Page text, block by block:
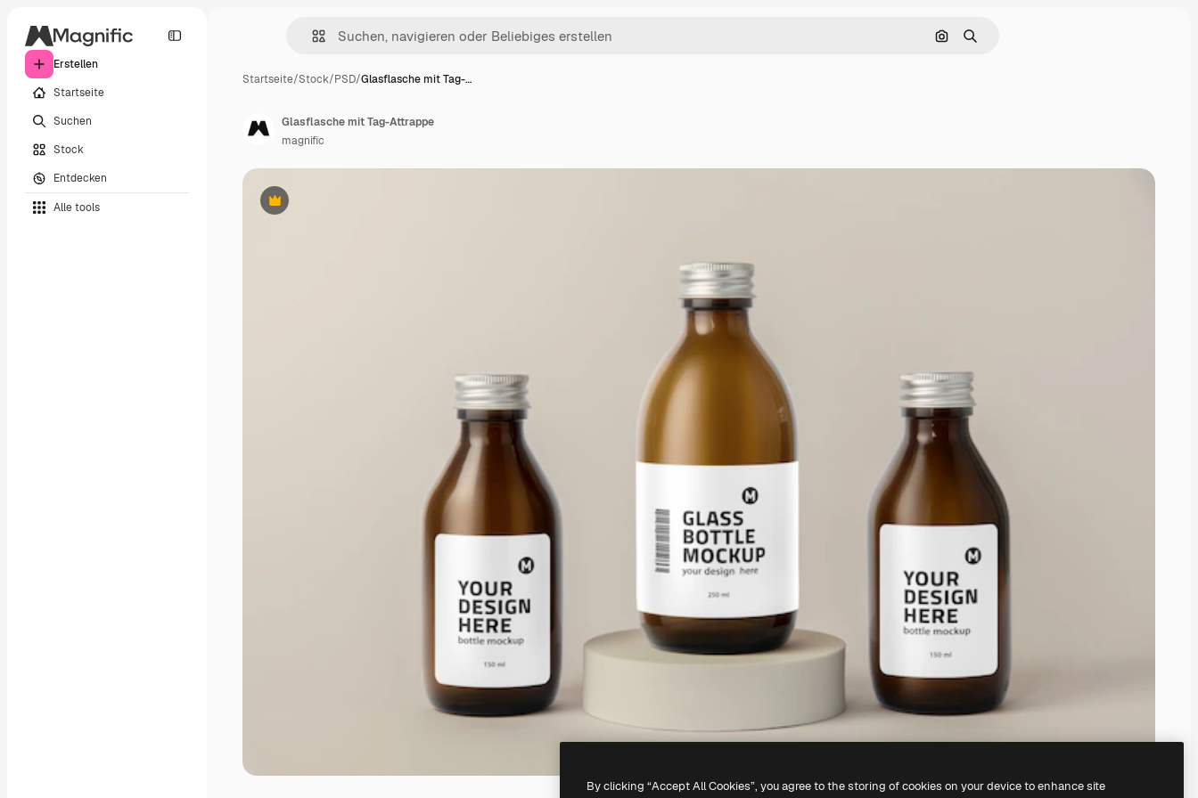
Erstellen
Startseite
Suchen
Stock
Entdecken
Alle tools
Nach Bild suchen
Suchen
Startseite/Stock/PSD/Glasflasche mit Tag-…
Premium
Glasflasche mit Tag-Attrappe
magnific
By clicking “Accept All Cookies”, you agree to the storing of cookies on your device to enhance site